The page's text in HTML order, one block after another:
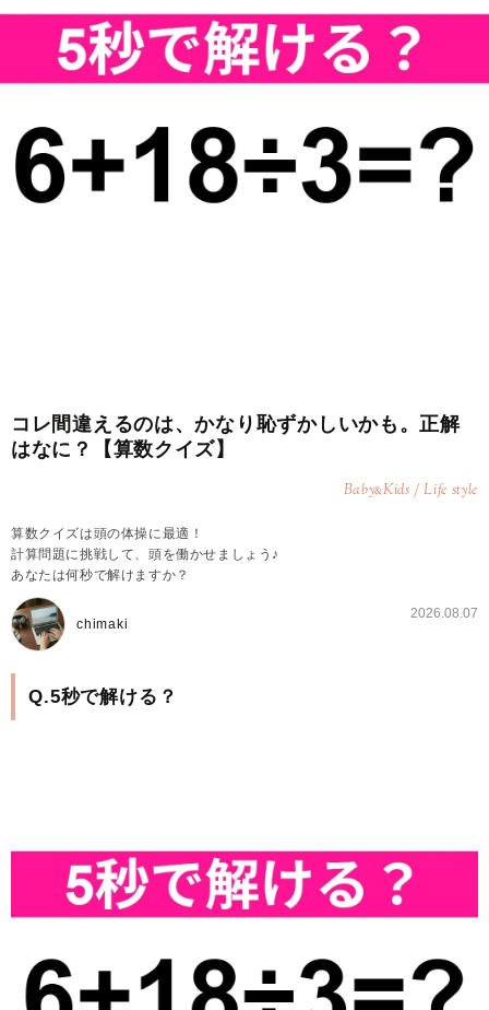
コレ間違えるのは、かなり恥ずかしいかも。正解
はなに？【算数クイズ】
Baby&Kids / Life style
算数クイズは頭の体操に最適！
計算問題に挑戦して、頭を働かせましょう♪
あなたは何秒で解けますか？
chimaki
2026.08.07
Q.5秒で解ける？